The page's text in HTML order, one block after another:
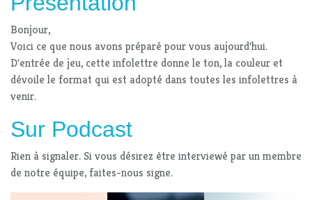
Bonjour,
Voici ce que nous avons préparé pour vous aujourd'hui.
D'entrée de jeu, cette infolettre donne le ton, la couleur et
dévoile le format qui est adopté dans toutes les infolettres à
venir.
Sur Podcast
Rien à signaler. Si vous désirez être interviewé par un membre
de notre équipe, faites-nous signe.